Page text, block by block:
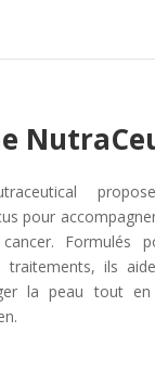
pour
Formulés
traitements, ils
la peau tout en